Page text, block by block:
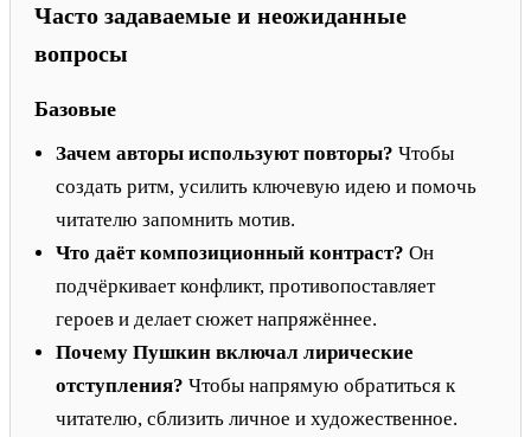
Часто задаваемые и неожиданные
вопросы
Базовые
Зачем авторы используют повторы? Чтобы
создать ритм, усилить ключевую идею и помочь
читателю запомнить мотив.
Что даёт композиционный контраст? Он
подчёркивает конфликт, противопоставляет
героев и делает сюжет напряжённее.
Почему Пушкин включал лирические
отступления? Чтобы напрямую обратиться к
читателю, сблизить личное и художественное.